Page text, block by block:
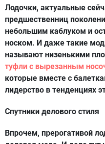
Лодочки, актуальные
предшественниц
небольшим каблуком и
носком. И даже такие
называют низенькими
туфли с вырезанным
которые вместе с
лидерство в тенденциях
Спутники делового стиля
Впрочем, прерогативой